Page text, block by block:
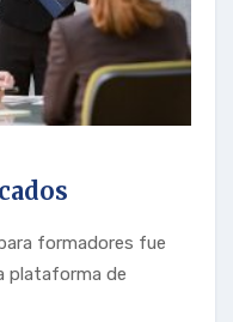
formadores fue
plataforma de